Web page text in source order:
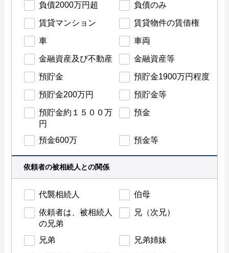
負債2000万円超 負債のみ
賃貸マンション 賃貸物件の賃借権
車 車両
金融資産及び不動産 金融資産等
預貯金 預貯金1900万円程度
預貯金200万円 預貯金等
預貯金約１５００万
円
預金
預金600万 預金等
依頼者の被相続人との関係
代襲相続人 伯母
依頼者は、被相続人
の兄弟
兄（次兄）
兄弟 兄弟姉妹